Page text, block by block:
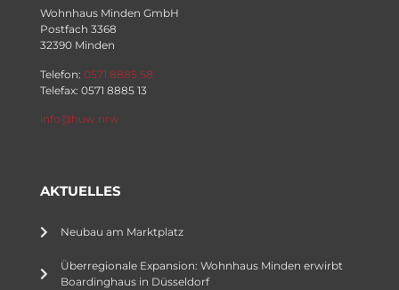
Wohnhaus Minden GmbH
Postfach 3368
32390 Minden
Telefon: 0571 8885 58
Telefax: 0571 8885 13
info@huw.nrw
AKTUELLES
Neubau am Marktplatz
Überregionale Expansion: Wohnhaus Minden erwirbt
Boardinghaus in Düsseldorf